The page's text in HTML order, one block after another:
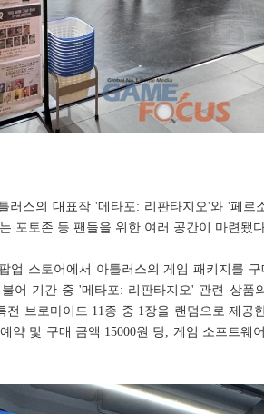
러스의 대표작 '메타포: 리판타지오'와 '페르
포토존 등 팬들을 위한 여러 공간이 마련됐
업 스토어에서 아틀러스의 게임 패키지를
어 기간 중 '메타포: 리판타지오' 관련 상품
전 브로마이드 11종 중 1장을 랜덤으로 제공
약 및 구매 금액 15000원 당, 게임 소프트웨